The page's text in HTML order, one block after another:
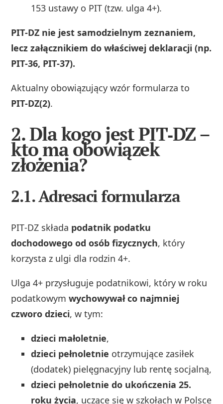
153 ustawy o PIT (tzw. ulga 4+).
PIT‑DZ nie jest samodzielnym zeznaniem,
lecz załącznikiem do właściwej deklaracji (np.
PIT‑36, PIT‑37).
Aktualny obowiązujący wzór formularza to
PIT‑DZ(2).
2. Dla kogo jest PIT‑DZ –
kto ma obowiązek
złożenia?
2.1. Adresaci formularza
PIT‑DZ składa podatnik podatku
dochodowego od osób fizycznych, który
korzysta z ulgi dla rodzin 4+.
Ulga 4+ przysługuje podatnikowi, który w roku
podatkowymwychowywał co najmniej
czworo dzieci, w tym:
dzieci małoletnie,
dzieci pełnoletnie otrzymujące zasiłek
(dodatek) pielęgnacyjny lub rentę socjalną,
dzieci pełnoletnie do ukończenia 25.
roku życia, uczące się w szkołach w Polsce